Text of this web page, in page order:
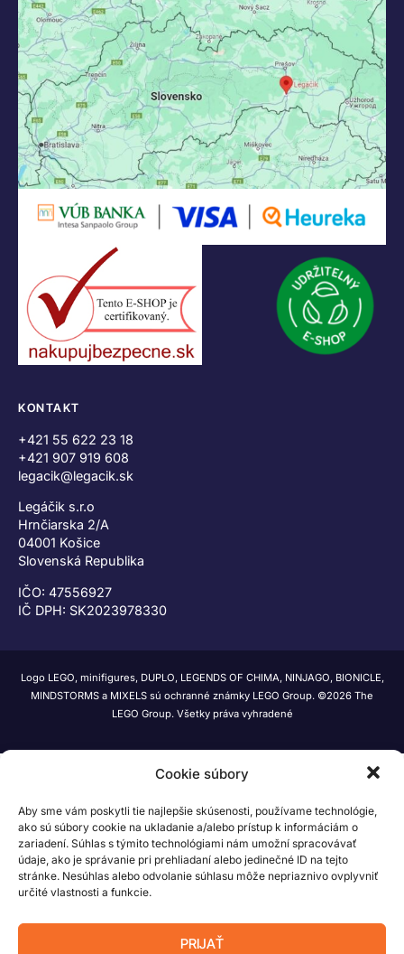
Cookie súbory
Aby sme vám poskytli tie najlepšie skúsenosti, používame technológie,
ako sú súbory cookie na ukladanie a/alebo prístup k informáciám o
zariadení. Súhlas s týmito technológiami nám umožní spracovávať
údaje, ako je správanie pri prehliadaní alebo jedinečné ID na tejto
stránke. Nesúhlas alebo odvolanie súhlasu môže nepriaznivo ovplyvniť
určité vlastnosti a funkcie.
PRIJAŤ
KONTAKT
+421 55 622 23 18
+421 907 919 608
legacik@legacik.sk
Legáčik s.r.o
Hrnčiarska 2/A
04001 Košice
Slovenská Republika
IČO: 47556927
IČ DPH: SK2023978330
Logo LEGO, minifigures, DUPLO, LEGENDS OF CHIMA, NINJAGO, BIONICLE,
MINDSTORMS a MIXELS sú ochranné známky LEGO Group. ©2026 The
LEGO Group. Všetky práva vyhradené